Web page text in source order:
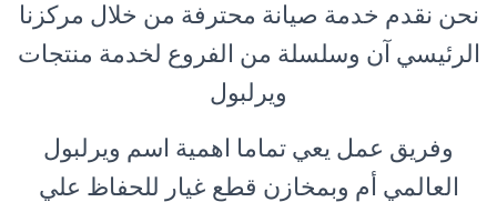
نحن نقدم خدمة صيانة محترفة من خلال مركزنا
الرئيسي آن وسلسلة من الفروع لخدمة منتجات
ويرلبول
وفريق عمل يعي تماما اهمية اسم ويرلبول
العالمي أم وبمخازن قطع غيار للحفاظ علي